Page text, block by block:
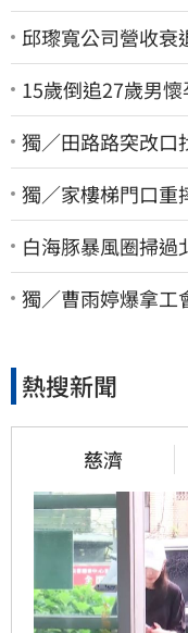
邱瓈寬公司營收
15歲倒追27歲男
獨／田路路突改
獨／家樓梯門口
白海豚暴風圈掃
9日停班停課一覽
獨／曹雨婷爆拿
熱搜新聞
慈濟